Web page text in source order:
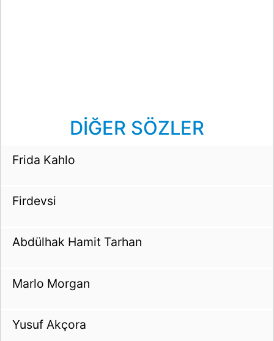
DİĞER SÖZLER
Frida Kahlo
Firdevsi
Abdülhak Hamit Tarhan
Marlo Morgan
Yusuf Akçora